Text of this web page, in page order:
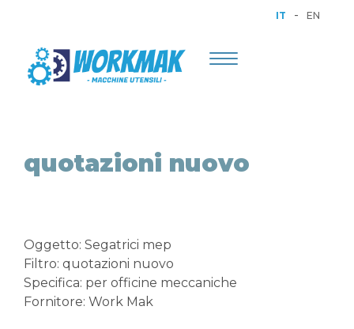
IT - EN
Toggle
quotazioni nuovo
Oggetto: Segatrici mep
Filtro: quotazioni nuovo
Specifica: per officine meccaniche
Fornitore: Work Mak